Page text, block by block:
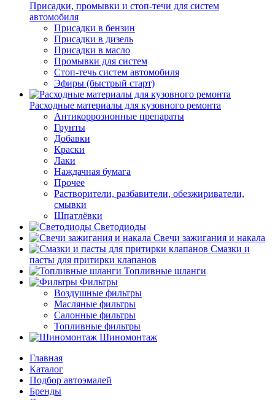
Присадки, промывки и стоп-течи для систем
автомобиля
Присадки в бензин
Присадки в дизель
Присадки в масло
Промывки для систем
Стоп-течь систем автомобиля
Эфиры (быстрый старт)
Расходные материалы для кузовного ремонта
Антикоррозионные препараты
Грунты
Добавки
Краски
Лаки
Наждачная бумага
Прочее
Растворители, разбавители, обезжириватели,
смывки
Шпатлёвки
Светодиоды
Свечи зажигания и накала
Смазки и
пасты для притирки клапанов
Топливные шланги
Фильтры
Воздушные фильтры
Масляные фильтры
Салонные фильтры
Топливные фильтры
Шиномонтаж
Главная
Каталог
Подбор автоэмалей
Бренды